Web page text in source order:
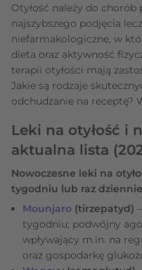
Otyłość należy do
najszybszego podjęcia
niefarmakologiczne, w
dieta oraz aktywność
terapii otyłości mają
Jakie są rodzaje
odchudzanie na receptę?
Leki na otyłość i
aktualna lista
Nowoczesne leki na
tygodniu lub raz
Mounjaro (tirzepatyd)
tygodniu; podwójny
wpływający m.in. na
oraz gospodarkę